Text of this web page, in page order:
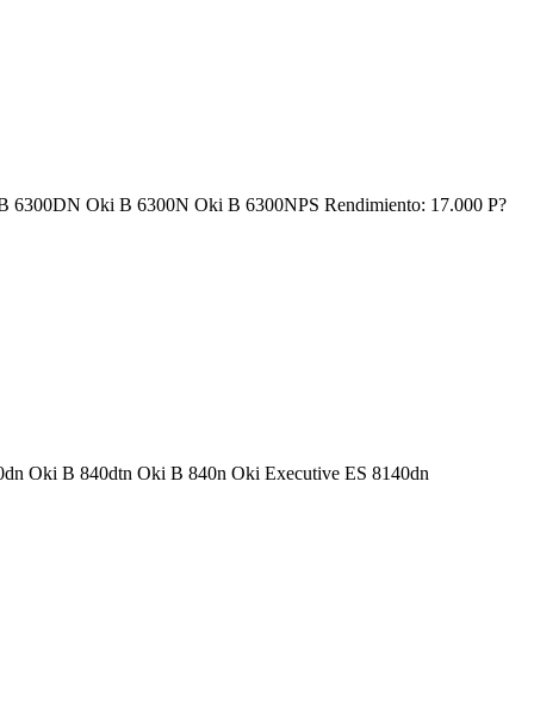
6300DN Oki B 6300N Oki B 6300NPS Rendimiento: 17.000 P?
Oki B 840dtn Oki B 840n Oki Executive ES 8140dn